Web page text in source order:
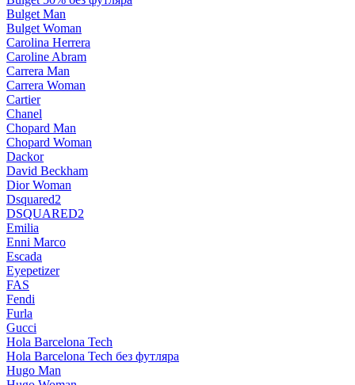
Bulget Man
Bulget Woman
Carolina Herrera
Caroline Abram
Carrera Man
Carrera Woman
Cartier
Chanel
Chopard Man
Chopard Woman
Dackor
David Beckham
Dior Woman
Dsquared2
DSQUARED2
Emilia
Enni Marco
Escada
Eyepetizer
FAS
Fendi
Furla
Gucci
Hola Barcelona Tech
Hola Barcelona Tech без футляра
Hugo Man